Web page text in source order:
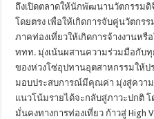
ถึงเปิดตลาดให้นักพัฒนานวัตกรรมดิ
โดยตรง เพื่อให้เกิดการจับคู่นวัตกร
ภาคท่องเที่ยวให้เกิดการจ้างงานหรื
ททท. มุ่งเน้นผสานความร่วมมือกับ
ของห่วงโซ่อุปทานอุตสาหกรรมให้ป
มอบประสบการณ์มีคุณค่า มุ่งสู่ความ
แนวโน้มรายได้จะกลับสู่ภาวะปกติ
มั่นคงทางการท่องเที่ยว ก้าวสู่ High